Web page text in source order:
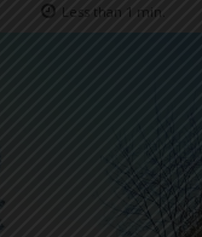
Less than 1 min.